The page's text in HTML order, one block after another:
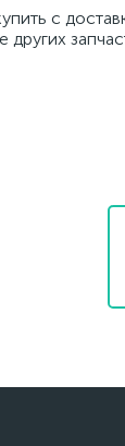
с
других